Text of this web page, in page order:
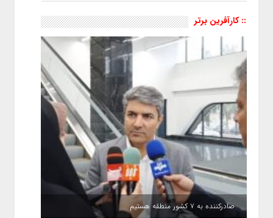
:: کارآفرین برتر
صادرکننده به ۷ کشور منطقه هستیم